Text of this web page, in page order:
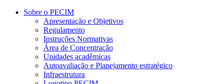
Conteúdo principal Menu principal
Sobre o PECIM
Apresentação e Objetivos
Regulamento
Instruções Normativas
Área de Concentração
Unidades acadêmicas
Autoavaliação e Planejamento estratégico
Infraestrutura